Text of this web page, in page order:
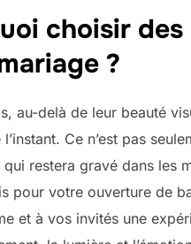
choisir
?
au-delà de leur beauté
Ce n’est pas
qui restera gravé dans les
pour votre ouverture de
et à vos invités une